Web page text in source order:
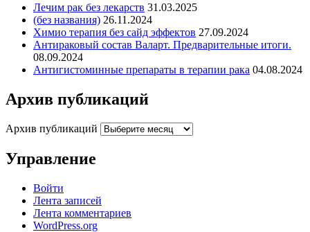
Лечим рак без лекарств 31.03.2025
(без названия) 26.11.2024
Химио терапия без сайд эффектов 27.09.2024
Антираковый состав Валарт. Предварительные итоги.
08.09.2024
Антигистоминные препараты в терапии рака 04.08.2024
Архив публикаций
Архив публикаций
Управление
Войти
Лента записей
Лента комментариев
WordPress.org